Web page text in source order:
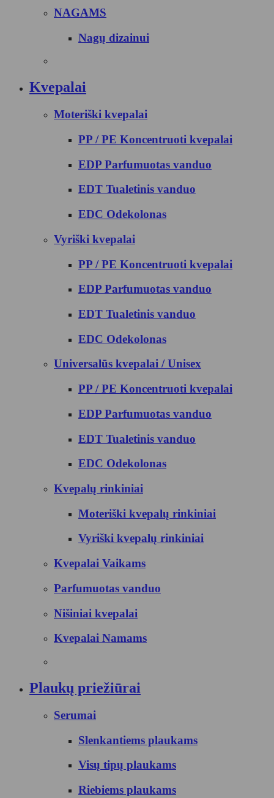
NAGAMS
Nagų dizainui
Kvepalai
Moteriški kvepalai
PP / PE Koncentruoti kvepalai
EDP Parfumuotas vanduo
EDT Tualetinis vanduo
EDC Odekolonas
Vyriški kvepalai
PP / PE Koncentruoti kvepalai
EDP Parfumuotas vanduo
EDT Tualetinis vanduo
EDC Odekolonas
Universalūs kvepalai / Unisex
PP / PE Koncentruoti kvepalai
EDP Parfumuotas vanduo
EDT Tualetinis vanduo
EDC Odekolonas
Kvepalų rinkiniai
Moteriški kvepalų rinkiniai
Vyriški kvepalų rinkiniai
Kvepalai Vaikams
Parfumuotas vanduo
Nišiniai kvepalai
Kvepalai Namams
Plaukų priežiūrai
Serumai
Slenkantiems plaukams
Visų tipų plaukams
Riebiems plaukams